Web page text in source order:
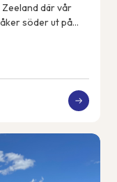
där vår
söder ut på